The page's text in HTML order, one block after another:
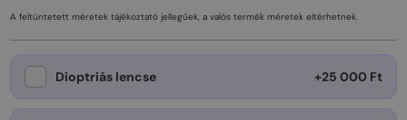
A feltüntetett méretek tájékoztató jellegűek, a valós termék méretek eltérhetnek.
Dioptriás lencse +25 000 Ft